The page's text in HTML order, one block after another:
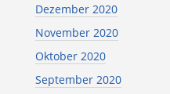
Dezember 2020
November 2020
Oktober 2020
September 2020